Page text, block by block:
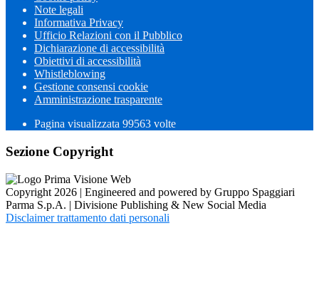
Note legali
Informativa Privacy
Ufficio Relazioni con il Pubblico
Dichiarazione di accessibilità
Obiettivi di accessibilità
Whistleblowing
Gestione consensi cookie
Amministrazione trasparente
Pagina visualizzata 99563 volte
Sezione Copyright
Copyright 2026 | Engineered and powered by Gruppo Spaggiari
Parma S.p.A. | Divisione Publishing & New Social Media
Disclaimer trattamento dati personali